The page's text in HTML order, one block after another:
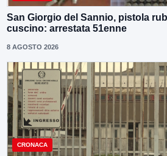
San Giorgio del Sannio, pistola
cuscino: arrestata 51enne
8 AGOSTO 2026
CRONACA